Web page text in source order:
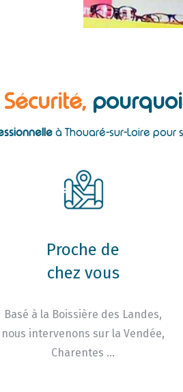
à Thouaré-sur-Loire pour
Proche de
chez vous
Basé à la Boissière des Landes,
nous intervenons sur la Vendée,
Charentes …